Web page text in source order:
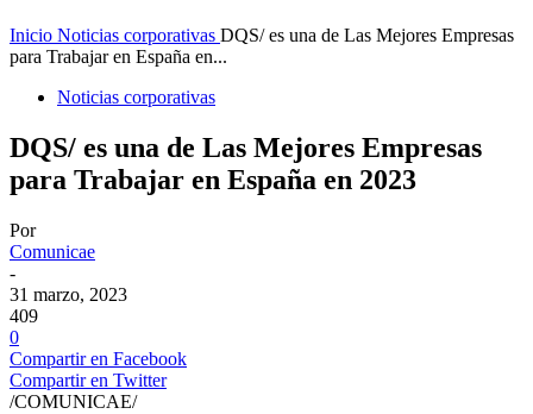
Inicio Noticias corporativas DQS/ es una de Las Mejores Empresas
para Trabajar en España en...
Noticias corporativas
DQS/ es una de Las Mejores Empresas
para Trabajar en España en 2023
Por
Comunicae
-
31 marzo, 2023
409
0
Compartir en Facebook
Compartir en Twitter
/COMUNICAE/